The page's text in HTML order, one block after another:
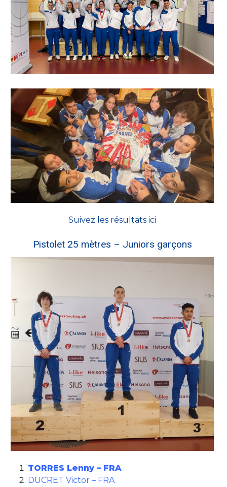
Suivez les résultats ici
Pistolet 25 mètres – Juniors garçons
TORRES Lenny – FRA
DUCRET Victor – FRA